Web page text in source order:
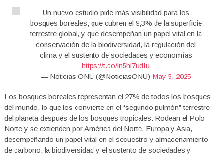
Un nuevo estudio pide más visibilidad para los
bosques boreales, que cubren el 9,3% de la superficie
terrestre global, y que desempeñan un papel vital en la
conservación de la biodiversidad, la regulación del
clima y el sustento de sociedades y economías
https://t.co/ln5hl7udIu
— Noticias ONU (@NoticiasONU) May 5, 2025
Los bosques boreales representan el 27% de todos los bosques
del mundo, lo que los convierte en el “segundo pulmón” terrestre
del planeta después de los bosques tropicales. Rodean el Polo
Norte y se extienden por América del Norte, Europa y Asia,
desempeñando un papel vital en el secuestro y almacenamiento
de carbono, la biodiversidad y el sustento de sociedades y